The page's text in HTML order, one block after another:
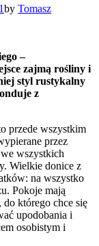
by Tomasz
–
zajmą rośliny i
styl rustykalny
z
przede wszystkim
przez
wszystkich
Wielkie donice z
na wszystko
Pokoje mają
którego chce się
upodobania i
osobistym i